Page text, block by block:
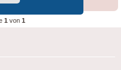
gibt es auch im
1 von 1